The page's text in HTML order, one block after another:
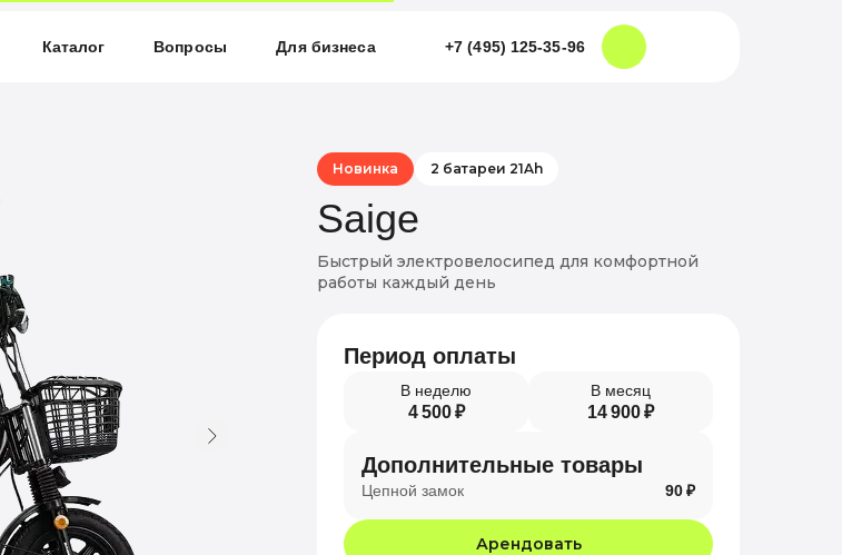
Каталог Вопросы Для бизнеса +7 (495) 125-35-96
Период оплаты
В неделю
4 500 ₽
В месяц
14 900 ₽
Дополнительные товары
Цепной замок 90 ₽
Арендовать
Быстрый электровелосипед для комфортной
работы каждый день
Новинка 2 батареи 21Ah
Saige